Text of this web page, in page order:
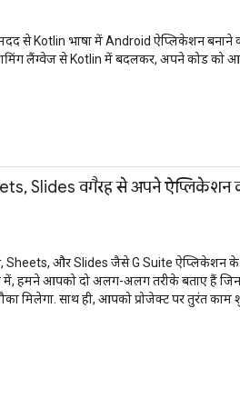
से Kotlin भाषा में Android ऐप्लिकेशन
लैंग्वेज से Kotlin में बदलकर, अपने कोड को
Slides वगैरह से अपने ऐप्लिकेशन
और Slides जैसे G Suite ऐप्लिकेशन के
हमने आपको दो अलग-अलग तरीके बताए हैं
मिलेगा. साथ ही, आपको प्रोजेक्ट पर तुरंत